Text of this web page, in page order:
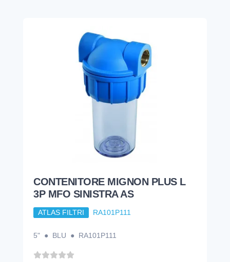
CONTENITORE MIGNON PLUS L
3P MFO SINISTRA AS
ATLAS FILTRI RA101P111
5" ● BLU ● RA101P111